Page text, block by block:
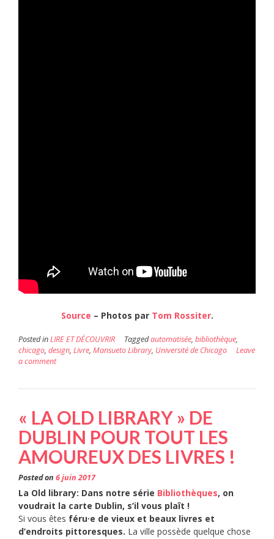
Source – Photos par Tom Rossiter.
Posted inLIRE ET DÉCOUVRIR Taggedautomatisée, bibliothèque,
chicago, design, Livre, Mansueto Library, Université de Chicago
Leave
a comment
« LA OLD LIBRARY » DE
DUBLIN POUR TOUT LES
AMOUREUX DES LIVRES !
Posted on 6 juin 2017
La Old library: Dans notre série Bibliothèques, on
voudrait la carte Dublin, s’il vous plaît !
Si vous êtes féru·e de vieux et beaux livres et
d’endroits pittoresques. La ville possède quelque chose